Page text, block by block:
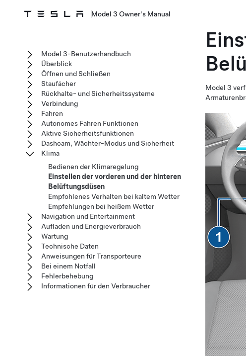
Model 3 Owner's Manual
Model 3
Model 3-Benutzerhandbuch
Überblick
Öffnen und Schließen
Staufächer
Rückhalte- und Sicherheitssysteme
Verbindung
Fahren
Autonomes Fahren Funktionen
Aktive Sicherheitsfunktionen
Dashcam, Wächter-Modus und Sicherheit
Klima
Bedienen der Klimaregelung
Einstellen der vorderen und der hinteren
Belüftungsdüsen
Empfohlenes Verhalten bei kaltem Wetter
Empfehlungen bei heißem Wetter
Navigation und Entertainment
Aufladen und Energieverbrauch
Wartung
Technische Daten
Anweisungen für Transporteure
Bei einem Notfall
Fehlerbehebung
Informationen für den Verbraucher